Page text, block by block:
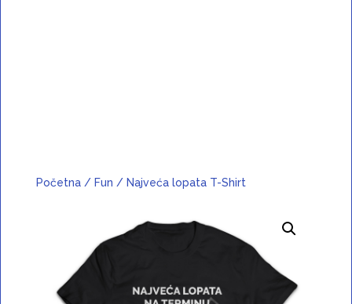
Početna/ Fun / Najveća lopata T-Shirt